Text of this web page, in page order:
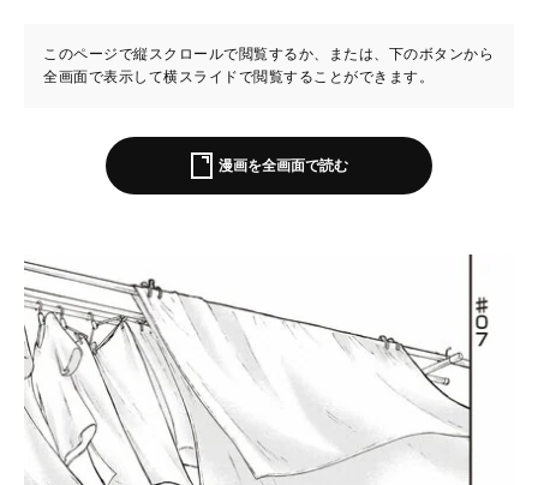
このページで縦スクロールで閲覧するか、または、下のボタンから
全画面で表示して横スライドで閲覧することができます。
漫画を全画面で読む